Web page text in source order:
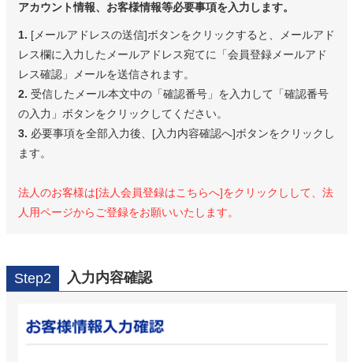
アカウント情報、お客様情報等必要事項を入力します。
1. [メールアドレスの送信]ボタンをクリックすると、メールアド
レス欄に入力したメールアドレス宛てに「会員登録メールアド
レス確認」メールを送信されます。
2. 受信したメール本文中の「確認番号」を入力して「確認番号
の入力」ボタンをクリックしてください。
3. 必要事項を全部入力後、[入力内容確認へ]ボタンをクリックし
ます。
法人のお客様は[法人会員登録はこちらへ]をクリックしして、法
人用ページからご登録をお願いいたします。
Step2 入力内容確認